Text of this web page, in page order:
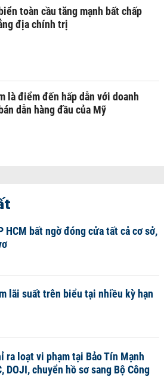
toàn cầu tăng mạnh bất chấp
địa chính trị
là điểm đến hấp dẫn với doanh
dẫn hàng đầu của Mỹ
HCM bất ngờ đóng cửa tất cả cơ sở,
lãi suất trên biểu tại nhiều kỳ hạn
ra loạt vi phạm tại Bảo Tín Mạnh
DOJI, chuyển hồ sơ sang Bộ Công